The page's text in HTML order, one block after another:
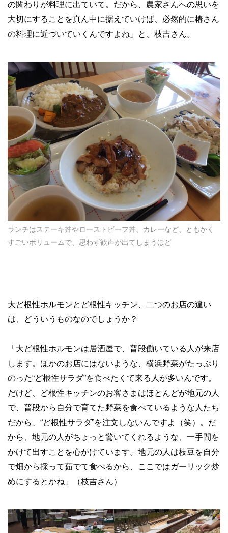
の関わりが料理に出ていて。だから、農家さんへの思いを
大切にすることを真ん中に据えていけば、必然的に椿さん
の料理に近づいていくんですよね」と、枝吉さん。
ランチはステーキ丼やローストビーフ丼、カレーなど、ともかく
すごいボリュームで、思わず歓声が出てしまうほど
大ど根性ホルモンとど根性キッチン、二つのお店の違い
は、どういうものなのでしょうか？
「大ど根性ホルモンは居酒屋で、普段働いている人が来店
します。ほかのお店にはないような、横浜野菜がたっぷり
のった“ど根性サラダ”を食べたくて来る人が多いんです。
だけど、ど根性キッチンのお客さまはほとんどが地元の人
で、普段から自分で育てた野菜を食べているような人たち
だから、“ど根性サラダ”を注文しないんですよ（笑）。だ
から、地元の人がちょっと驚いてくれるような、一手間を
かけて出すことを心がけています。地元の人は枝豆を自分
で畑から採って茹でて食べるから、ここではガーリック炒
めにするとかね」（枝吉さん）